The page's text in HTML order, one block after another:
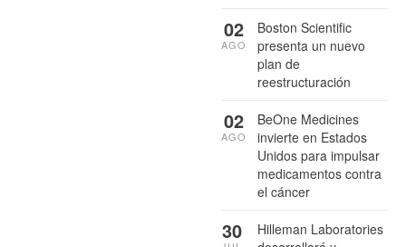
Boston Scientific
presenta un nuevo
plan de
reestructuración
02
AGO
BeOne Medicines
invierte en Estados
Unidos para impulsar
medicamentos contra
el cáncer
02
AGO
Hilleman Laboratories
30